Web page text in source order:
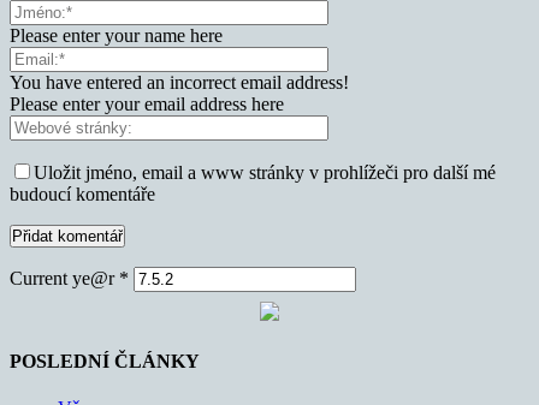
Please enter your name here
You have entered an incorrect email address!
Please enter your email address here
Uložit jméno, email a www stránky v prohlížeči pro další mé
budoucí komentáře
Current ye@r *
POSLEDNÍ ČLÁNKY